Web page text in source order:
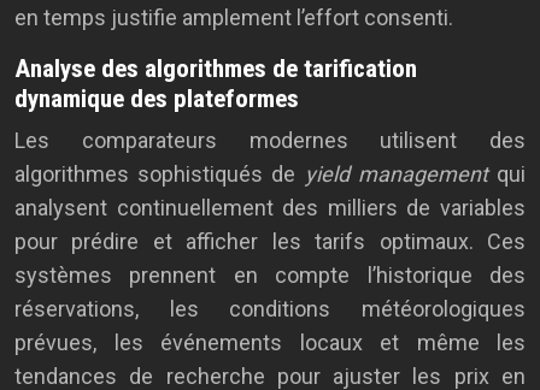
en temps justifie amplement l’effort consenti.
Analyse des algorithmes de tarification
dynamique des plateformes
Les comparateurs modernes utilisent des
algorithmes sophistiqués de yield managementqui
analysent continuellement des milliers de variables
pour prédire et afficher les tarifs optimaux. Ces
systèmes prennent en compte l’historique des
réservations, les conditions météorologiques
prévues, les événements locaux et même les
tendances de recherche pour ajuster les prix en